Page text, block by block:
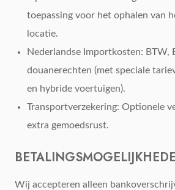
toepassing voor het ophalen van
locatie.
Nederlandse Importkosten: BTW,
douanerechten (met speciale
en hybride voertuigen).
Transportverzekering: Optionele
extra gemoedsrust.
Wij accepteren alleen